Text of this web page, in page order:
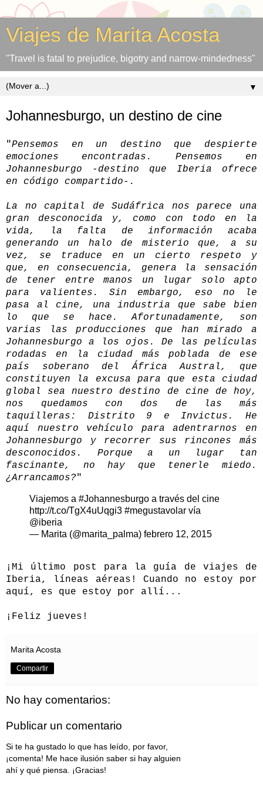
Viajes de Marita Acosta
"Travel is fatal to prejudice, bigotry and narrow-mindedness"
▼
Johannesburgo, un destino de cine
"Pensemos en un destino que despierte
emociones encontradas. Pensemos en
Johannesburgo -destino que Iberia ofrece
en código compartido-.
La no capital de Sudáfrica nos parece una
gran desconocida y, como con todo en la
vida, la falta de información acaba
generando un halo de misterio que, a su
vez, se traduce en un cierto respeto y
que, en consecuencia, genera la sensación
de tener entre manos un lugar solo apto
para valientes. Sin embargo, eso no le
pasa al cine, una industria que sabe bien
lo que se hace. Afortunadamente, son
varias las producciones que han mirado a
Johannesburgo a los ojos. De las películas
rodadas en la ciudad más poblada de ese
país soberano del África Austral, que
constituyen la excusa para que esta ciudad
global sea nuestro destino de cine de hoy,
nos quedamos con dos de las más
taquilleras: Distrito 9 e Invictus. He
aquí nuestro vehículo para adentrarnos en
Johannesburgo y recorrer sus rincones más
desconocidos. Porque a un lugar tan
fascinante, no hay que tenerle miedo.
¿Arrancamos?"
Viajemos a #Johannesburgo a través del cine
http://t.co/TgX4uUqgi3 #megustavolar vía
@iberia
— Marita (@marita_palma) febrero 12, 2015
¡Mi último post para la guía de viajes de
Iberia, líneas aéreas! Cuando no estoy por
aquí, es que estoy por allí...
¡Feliz jueves!
Marita Acosta
Compartir
No hay comentarios:
Publicar un comentario
Si te ha gustado lo que has leído, por favor,
¡comenta! Me hace ilusión saber si hay alguien
ahí y qué piensa. ¡Gracias!